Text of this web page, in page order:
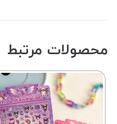
محصولات مرتبط